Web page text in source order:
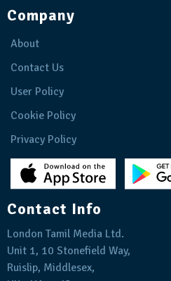
Company
About
Contact Us
User Policy
Cookie Policy
Privacy Policy
Contact Info
London Tamil Media Ltd.
Unit 1, 10 Stonefield Way,
Ruislip, Middlesex,